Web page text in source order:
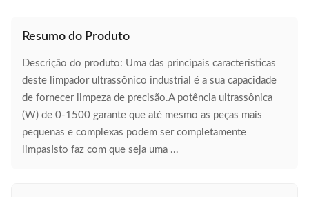
Resumo do Produto
Descrição do produto: Uma das principais características
deste limpador ultrassônico industrial é a sua capacidade
de fornecer limpeza de precisão.A potência ultrassônica
(W) de 0-1500 garante que até mesmo as peças mais
pequenas e complexas podem ser completamente
limpasIsto faz com que seja uma ...